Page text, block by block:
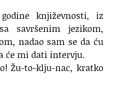
književnosti, iz
savršenim jezikom,
nadao sam se da ću
će mi dati intervju.
Žu-to-klju-nac, kratko